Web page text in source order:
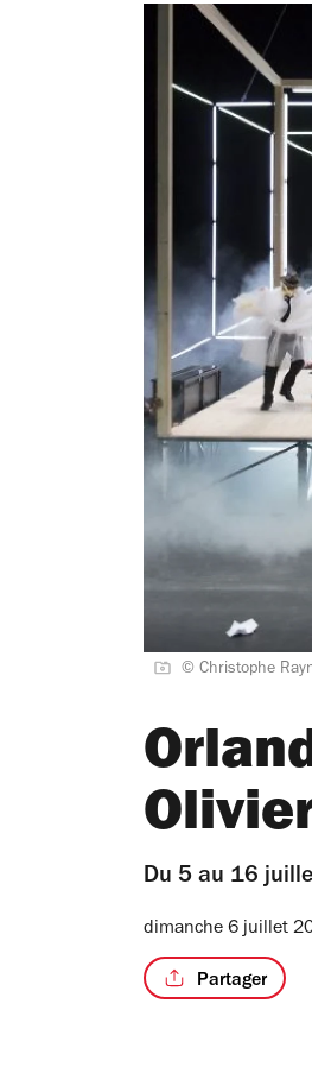
© Christophe
Du 5 au 16
dimanche 6 juillet
Partager